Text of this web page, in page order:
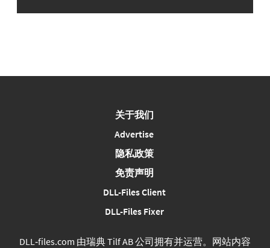
关于我们
Advertise
隐私政策
免责声明
DLL-Files Client
DLL-Files Fixer
DLL‑files.com 由瑞典 Tilf AB 公司拥有并运营。网站内容